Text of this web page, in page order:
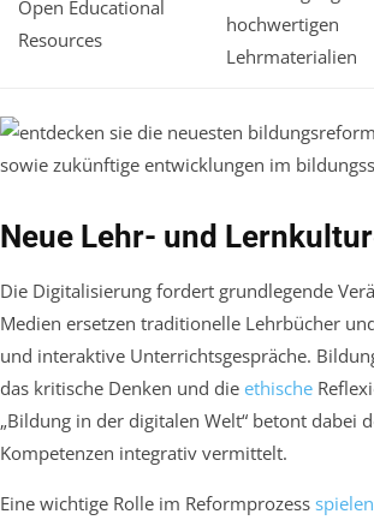
Open Educational
Resources
hochwertigen
Lehrmaterialien
Neue Lehr- und
Die Digitalisierung fordert grundlegende
Medien ersetzen traditionelle Lehrbücher
und interaktive Unterrichtsgespräche.
das kritische Denken und die ethische
„Bildung in der digitalen Welt“ betont dabei
Kompetenzen integrativ vermittelt.
Eine wichtige Rolle im Reformprozess spielen